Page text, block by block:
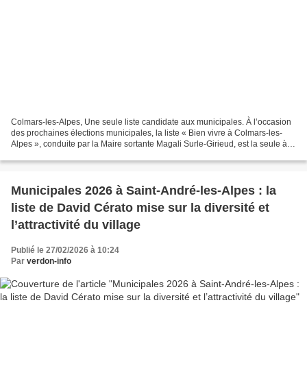
Colmars-les-Alpes, Une seule liste candidate aux municipales. À l’occasion
des prochaines élections municipales, la liste « Bien vivre à Colmars-les-
Alpes », conduite par la Maire sortante Magali Surle-Girieud, est la seule à
Municipales 2026 à Saint-André-les-Alpes : la
liste de David Cérato mise sur la diversité et
l’attractivité du village
Publié le 27/02/2026 à 10:24
Par verdon-info